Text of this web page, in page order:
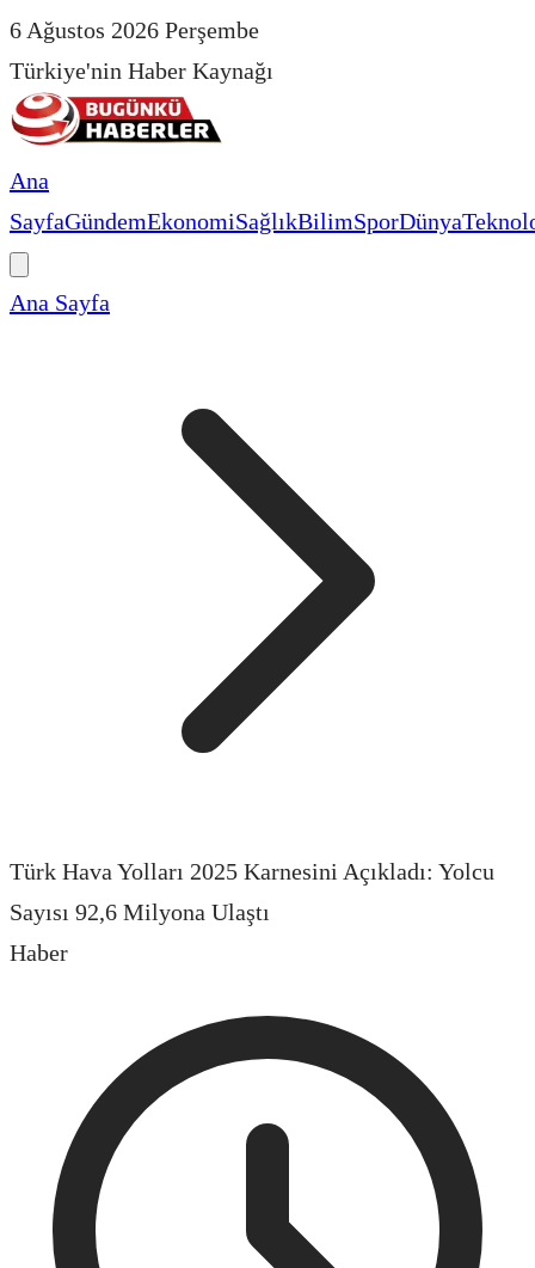
6 Ağustos 2026 Perşembe
Türkiye'nin Haber Kaynağı
Ana
SayfaGündemEkonomiSağlıkBilimSporDünya
Ana Sayfa
Türk Hava Yolları 2025 Karnesini Açıkladı: Yolcu
Sayısı 92,6 Milyona Ulaştı
Haber